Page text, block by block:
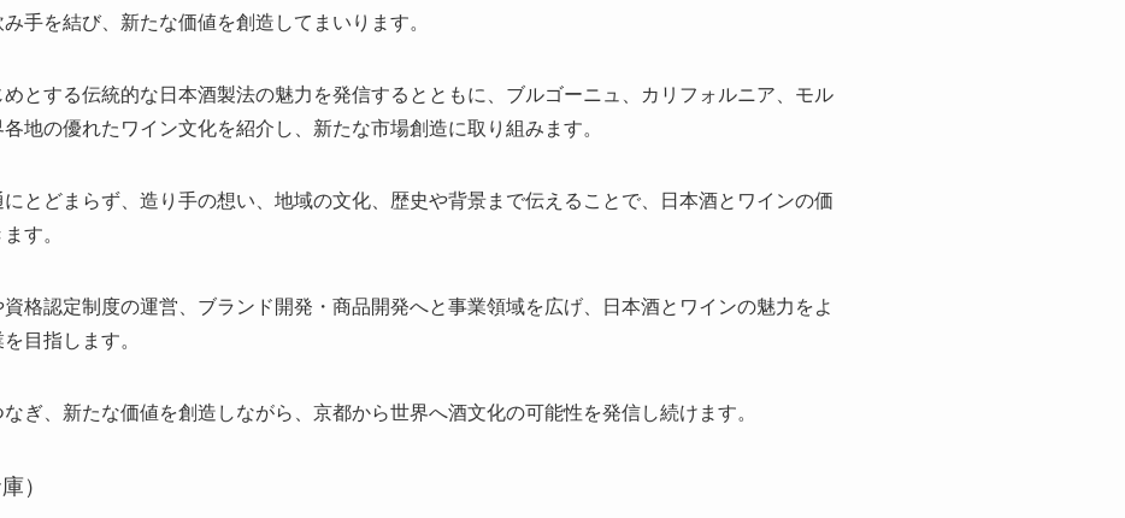
手を結び、新たな価値を創造してまいります。
とする伝統的な日本酒製法の魅力を発信するとともに、ブルゴーニュ、カリフォルニア、モル
地の優れたワイン文化を紹介し、新たな市場創造に取り組みます。
とどまらず、造り手の想い、地域の文化、歴史や背景まで伝えることで、日本酒とワインの価
す。
格認定制度の運営、ブランド開発・商品開発へと事業領域を広げ、日本酒とワインの魅力をよ
目指します。
ぎ、新たな価値を創造しながら、京都から世界へ酒文化の可能性を発信し続けます。
）